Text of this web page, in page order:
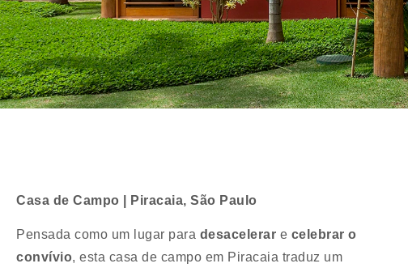
Casa de Campo | Piracaia, São Paulo
Pensada como um lugar para desacelerar e celebrar o
convívio, esta casa de campo em Piracaia traduz um